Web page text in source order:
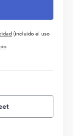
(incluido el uso